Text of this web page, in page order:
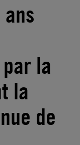
la
la
de